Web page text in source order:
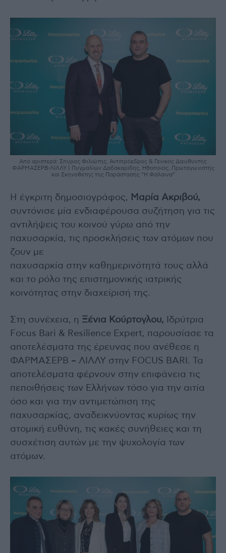
Από αριστερά: Σπύρος Φιλιώτης, Αντιπρόεδρος & Γενικός Διευθυντής
ΦΑΡΜΑΣΕΡΒ-ΛΙΛΛΥ | Πυγμαλίων Δαδακαρίδης, Ηθοποιός, Πρωταγωνιστής
και Σκηνοθέτης της Παράστασης “Η Φάλαινα”
Η έγκριτη δημοσιογράφος,
Μαρία Ακριβού,
συντόνισε μία ενδιαφέρουσα συζήτηση για τις
αντιλήψεις του κοινού γύρω από την
παχυσαρκία, τις προσκλήσεις των ατόμων που
ζουν με
παχυσαρκία στην καθημερινότητά τους αλλά
και το ρόλο της επιστημονικής ιατρικής
κοινότητας στην διαχείρισή της.
Στη συνέχεια, η Ξένια Κούρτογλου, Ιδρύτρια
Focus Bari & Resilience Expert, παρουσίασε τα
αποτελέσματα της έρευνας που ανέθεσε η
ΦΑΡΜΑΣΕΡΒ – ΛΙΛΛΥ στην FOCUS BARI. Τα
αποτελέσματα φέρνουν στην επιφάνεια τις
πεποιθήσεις των Ελλήνων τόσο για την αιτία
όσο και για την αντιμετώπιση της
παχυσαρκίας, αναδεικνύοντας κυρίως την
ατομική ευθύνη, τις κακές συνήθειες και τη
συσχέτιση αυτών με την ψυχολογία των
ατόμων.